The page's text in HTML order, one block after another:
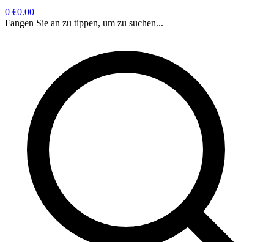
0 €0.00
Fangen Sie an zu tippen, um zu suchen...